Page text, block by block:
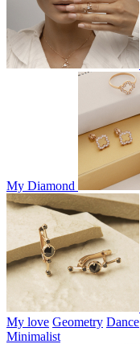
My Diamond
My love Geometry Dance
Minimalist